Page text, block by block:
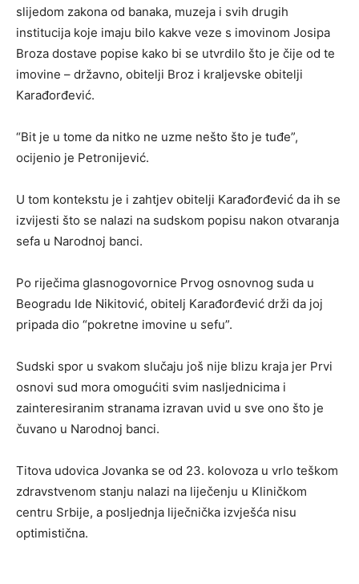
slijedom zakona od banaka, muzeja i svih drugih
institucija koje imaju bilo kakve veze s imovinom Josipa
Broza dostave popise kako bi se utvrdilo što je čije od te
imovine – državno, obitelji Broz i kraljevske obitelji
Karađorđević.
“Bit je u tome da nitko ne uzme nešto što je tuđe”,
ocijenio je Petronijević.
U tom kontekstu je i zahtjev obitelji Karađorđević da ih se
izvijesti što se nalazi na sudskom popisu nakon otvaranja
sefa u Narodnoj banci.
Po riječima glasnogovornice Prvog osnovnog suda u
Beogradu Ide Nikitović, obitelj Karađorđević drži da joj
pripada dio “pokretne imovine u sefu”.
Sudski spor u svakom slučaju još nije blizu kraja jer Prvi
osnovi sud mora omogućiti svim nasljednicima i
zainteresiranim stranama izravan uvid u sve ono što je
čuvano u Narodnoj banci.
Titova udovica Jovanka se od 23. kolovoza u vrlo teškom
zdravstvenom stanju nalazi na liječenju u Kliničkom
centru Srbije, a posljednja liječnička izvješća nisu
optimistična.